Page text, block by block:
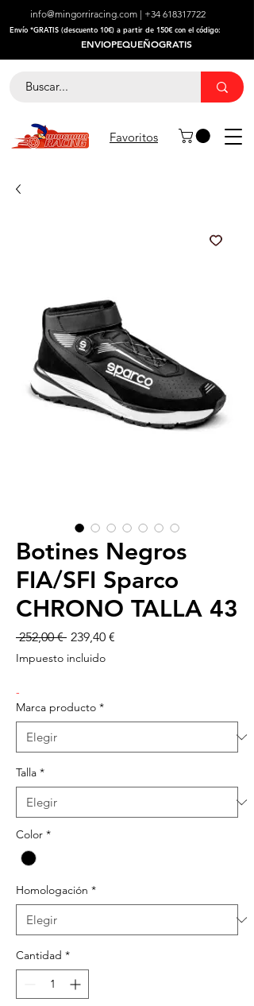
info@mingorriracing.com | +34 618317722
​Envío *GRATIS (descuento 10€) a partir de 150€ con el código:
ENVIOPEQUEÑOGRATIS
Favoritos
Botines Negros
FIA/SFI Sparco
CHRONO TALLA 43
252,00 € Precio
239,40 €
Impuesto incluido
-
Marca producto *
Talla *
Color *
Homologación *
Cantidad *